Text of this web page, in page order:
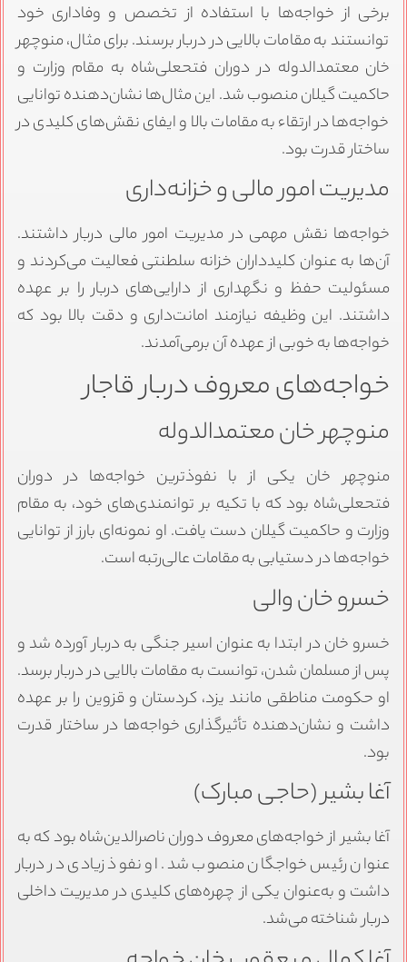
برخی از خواجه‌ها با استفاده از تخصص و وفاداری خود
توانستند به مقامات بالایی در دربار برسند. برای مثال، منوچهر
خان معتمدالدوله در دوران فتحعلی‌شاه به مقام وزارت و
حاکمیت گیلان منصوب شد. این مثال‌ها نشان‌دهنده توانایی
خواجه‌ها در ارتقاء به مقامات بالا و ایفای نقش‌های کلیدی در
ساختار قدرت بود.
مدیریت امور مالی و خزانه‌داری
خواجه‌ها نقش مهمی در مدیریت امور مالی دربار داشتند.
آن‌ها به عنوان کلیدداران خزانه سلطنتی فعالیت می‌کردند و
مسئولیت حفظ و نگهداری از دارایی‌های دربار را بر عهده
داشتند. این وظیفه نیازمند امانت‌داری و دقت بالا بود که
خواجه‌ها به خوبی از عهده آن برمی‌آمدند.
خواجه‌های معروف دربار قاجار
منوچهر خان معتمدالدوله
منوچهر خان یکی از با نفوذترین خواجه‌ها در دوران
فتحعلی‌شاه بود که با تکیه بر توانمندی‌های خود، به مقام
وزارت و حاکمیت گیلان دست یافت. او نمونه‌ای بارز از توانایی
خواجه‌ها در دستیابی به مقامات عالی‌رتبه است.
خسرو خان والی
خسرو خان در ابتدا به عنوان اسیر جنگی به دربار آورده شد و
پس از مسلمان شدن، توانست به مقامات بالایی در دربار برسد.
او حکومت مناطقی مانند یزد، کردستان و قزوین را بر عهده
داشت و نشان‌دهنده تأثیرگذاری خواجه‌ها در ساختار قدرت
بود.
آغا بشیر (حاجی مبارک)
آغا بشیر از خواجه‌های معروف دوران ناصرالدین‌شاه بود که به
عنوان رئیس خواجگان منصوب شد. او نفوذ زیادی در دربار
داشت و به‌عنوان یکی از چهره‌های کلیدی در مدیریت داخلی
دربار شناخته می‌شد.